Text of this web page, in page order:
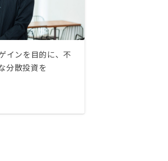
インを目的に、不
分散投資を